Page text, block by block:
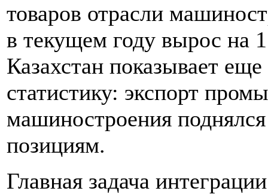
товаров отрасли
в текущем году вырос на
Казахстан показывает
статистику: экспорт
машиностроения
позициям.
Главная задача